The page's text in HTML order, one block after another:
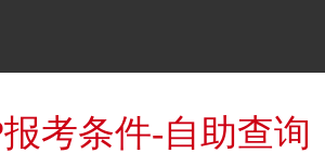
报考条件-自助查询